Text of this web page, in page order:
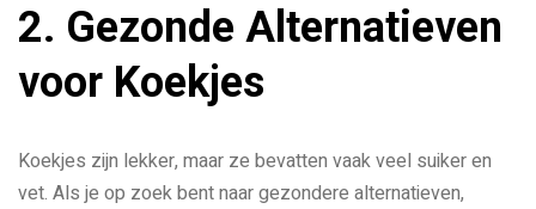
2. Gezonde Alternatieven
voor Koekjes
Koekjes zijn lekker, maar ze bevatten vaak veel suiker en
vet. Als je op zoek bent naar gezondere alternatieven,